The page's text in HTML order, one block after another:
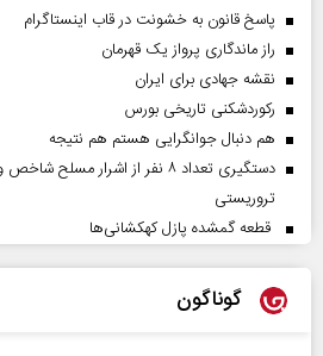
پاسخ قانون به خشونت در قاب اینستاگرام
راز ماندگاری پرواز یک قهرمان
نقشه جهادی برای ایران
رکوردشکنی تاریخی بورس
هم دنبال جوانگرایی هستم هم نتیجه
دستگیری تعداد ۸ نفر از اشرار
تروریستی
قطعه گمشده پازل کهکشانی‌ها
گوناگون